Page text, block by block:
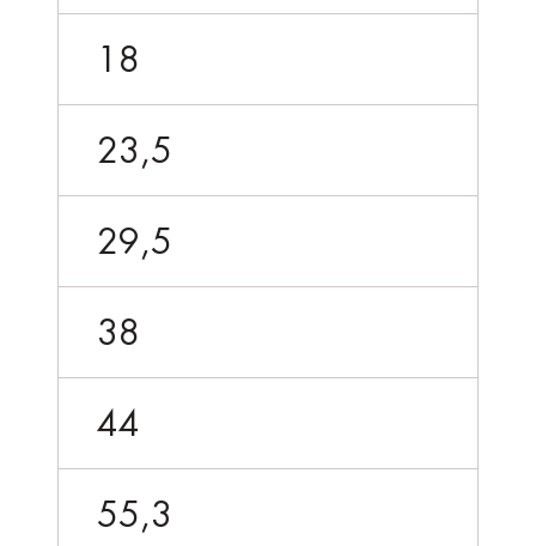
18
23,5
29,5
38
44
55,3